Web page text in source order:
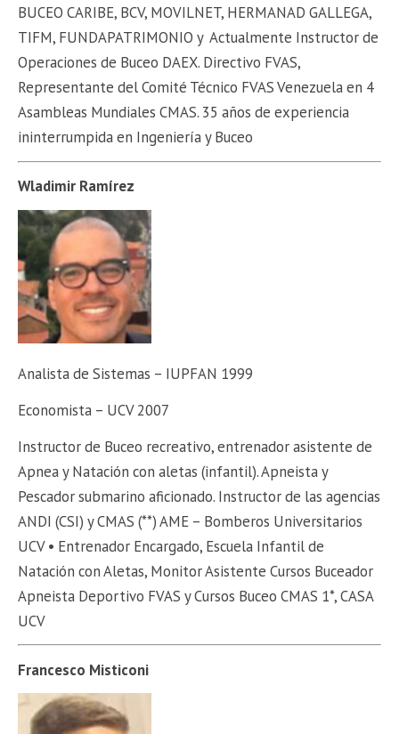
BUCEO CARIBE, BCV, MOVILNET, HERMANAD GALLEGA,
TIFM, FUNDAPATRIMONIO y Actualmente Instructor de
Operaciones de Buceo DAEX. Directivo FVAS,
Representante del Comité Técnico FVAS Venezuela en 4
Asambleas Mundiales CMAS. 35 años de experiencia
ininterrumpida en Ingeniería y Buceo
Wladimir Ramírez
Analista de Sistemas – IUPFAN 1999
Economista – UCV 2007
Instructor de Buceo recreativo, entrenador asistente de
Apnea y Natación con aletas (infantil). Apneista y
Pescador submarino aficionado. Instructor de las agencias
ANDI (CSI) y CMAS (**) AME – Bomberos Universitarios
UCV • Entrenador Encargado, Escuela Infantil de
Natación con Aletas, Monitor Asistente Cursos Buceador
Apneista Deportivo FVAS y Cursos Buceo CMAS 1*, CASA
UCV
Francesco Misticoni